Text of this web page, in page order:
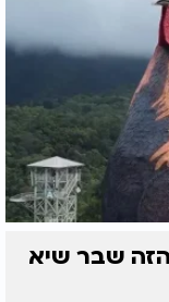
הזה שבר שיא